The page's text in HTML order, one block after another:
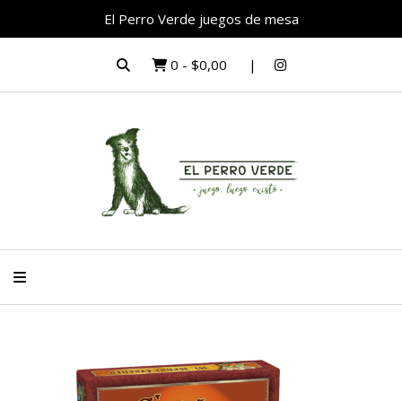
El Perro Verde juegos de mesa
0 - $0,00